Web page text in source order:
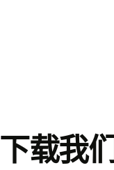
下载我